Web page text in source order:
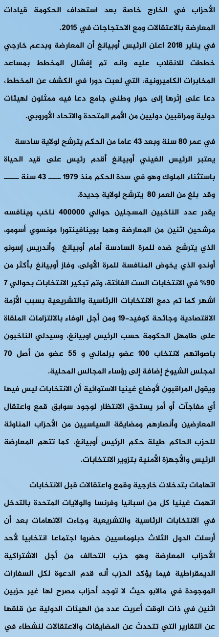
الأحزاب في الخارج خاصة بعد استهداف الحكومة قيادات
المعارضة بالاعتقالات ومع الاحتجاجات في 2015.
في يناير 2018 اعلن الرئيس أوبيانغ أن المعارضة وبدعم خارجي
خططت للانقلاب عليه وانه تم إفشال المخطط بمساعد
المخابرات الكاميرونية، التي لعبت دورا في الكشف عن المخطط،
دعا على إثرها إلى حوار وطني جامع دعا فيه ممثلون لهيئات
دولية ومراقبين دوليين من الأمم المتحدة والاتحاد الأوروبي.
في عمر 80 سنة وبعد 43 عاما من الحكم يترشح لولاية سادسة
يعتبر الرئيس الغيني أوبيانغ أقدم رئيس على قيد الحياة
باستثناء الملوك وهو في سدة الحكم منذ 1979 ـــــ 43 سنة ــــــ
وقد بلغ من العمر 80 يترشح لولاية جديدة.
يقدر عدد الناخبين المسجلين حوالي 400000 ناخب وينافسه
مرشحين اثنين من المعارضة وهما بوينافينتورا مونسوي أسومو،
الذي يترشح ضده للمرة السادسة أمام أوبيانغ وأندريس إسونو
أوندو الذي يخوض المنافسة للمرة الأولى، وفاز أوبيانغ بأكثر من
90% في الانتخابات الست الفائتة، وتم تبكير الانتخابات بحوالي 7
اشهر كما تم دمج الانتخابات االرئاسية والتشريعية بسبب الأزمة
الاقتصادية وجائحة كوفيد-19 ومن أجل الوفاء بالالتزامات الملقاة
على طامهل الحكومة حسب الرئيس اوبيانغ، وسيدلي الناخبون
باصواتهم لانتخاب 100 عضو برلماني و 55 عضو من أصل 70
لمجلس الشيوخ إضافة إلى رؤساء المجالس المحلية.
ويقول المراقبون لأوضاع غينيا الاستوائية أن الانتخابات ليس فيها
أي مفاجآت أو أمر يستحق الانتظار لوجود سوابق قمع واعتقال
المعارضين وأنصارهم ومضايقة السياسيين من الأحزاب المناوئة
للحزب الحاكم طيلة حكم الرئيس أوبيانغ، كما تتهم المعارضة
الرئيس والأجهزة الأمنية بتزوير الانتخابات.
اتهامات بتدخلات خارجية وقمع واعتقالات قبل الانتخابات
اتهمت غينيا كل من اسبانيا وفرنسا والولايات المتحدة بالتدخل
في الانتخابات الرئاسية والتشريعية وجاءت الاتهامات بعد أن
أرسلت الدول الثلاث دبلوماسيين حضروا اجتماعا انتخابيا لأحد
الأحزاب المعارضة وهو حزب التحالف من أجل الاشتراكية
الديمقراطية فيما يؤكد الحزب أنه قدم الدعوة لكل السفارات
الموجودة في مالابو حيث لا توجد أحزاب مصرح لها غير حزبين
اثنين في ذات الوقت أعربت عدد من الهيئات الدولية عن قلقها
عن التقارير التي تتحدث عن المضايقات والاعتقالات لنشطاء في